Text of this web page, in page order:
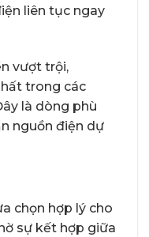
liên tục ngay
vượt trội,
trong các
là dòng phù
nguồn điện dự
chọn hợp lý cho
sự kết hợp giữa